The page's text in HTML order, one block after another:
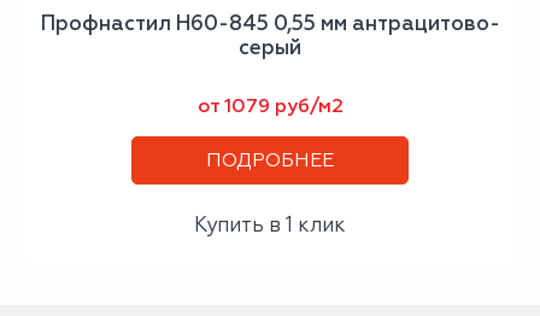
Профнастил Н60-845 0,55 мм антрацитово-
серый
от 1079 руб/м2
ПОДРОБНЕЕ
Купить в 1 клик